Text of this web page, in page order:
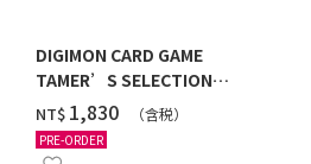
DIGIMON CARD GAME
TAMER’S SELECTION
BOX VER. X ANTIBODY
NT$ ‌1,830 （含税）
PRE-ORDER